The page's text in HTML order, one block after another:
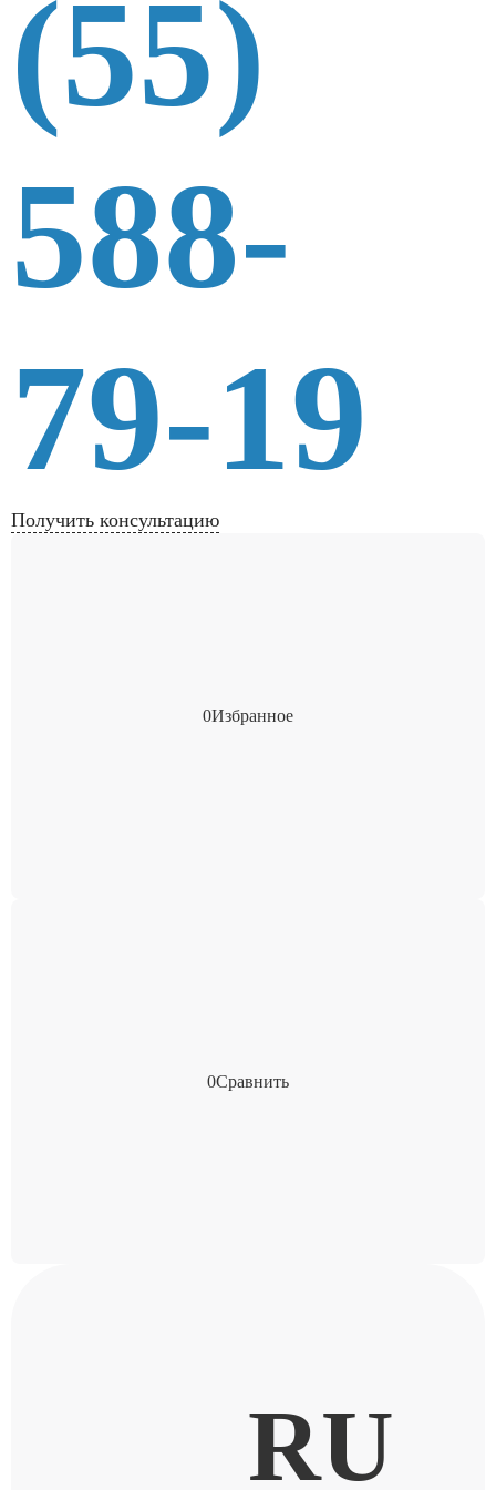
(55)
588-
79-19
Получить консультацию
0Избранное
0Сравнить
RU